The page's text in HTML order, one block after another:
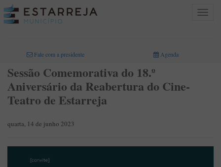
Toggle
Fale com a presidente Agenda
Sessão Comemorativa do 18.º
Aniversário da Reabertura do Cine-
Teatro de Estarreja
quarta, 14 de junho 2023